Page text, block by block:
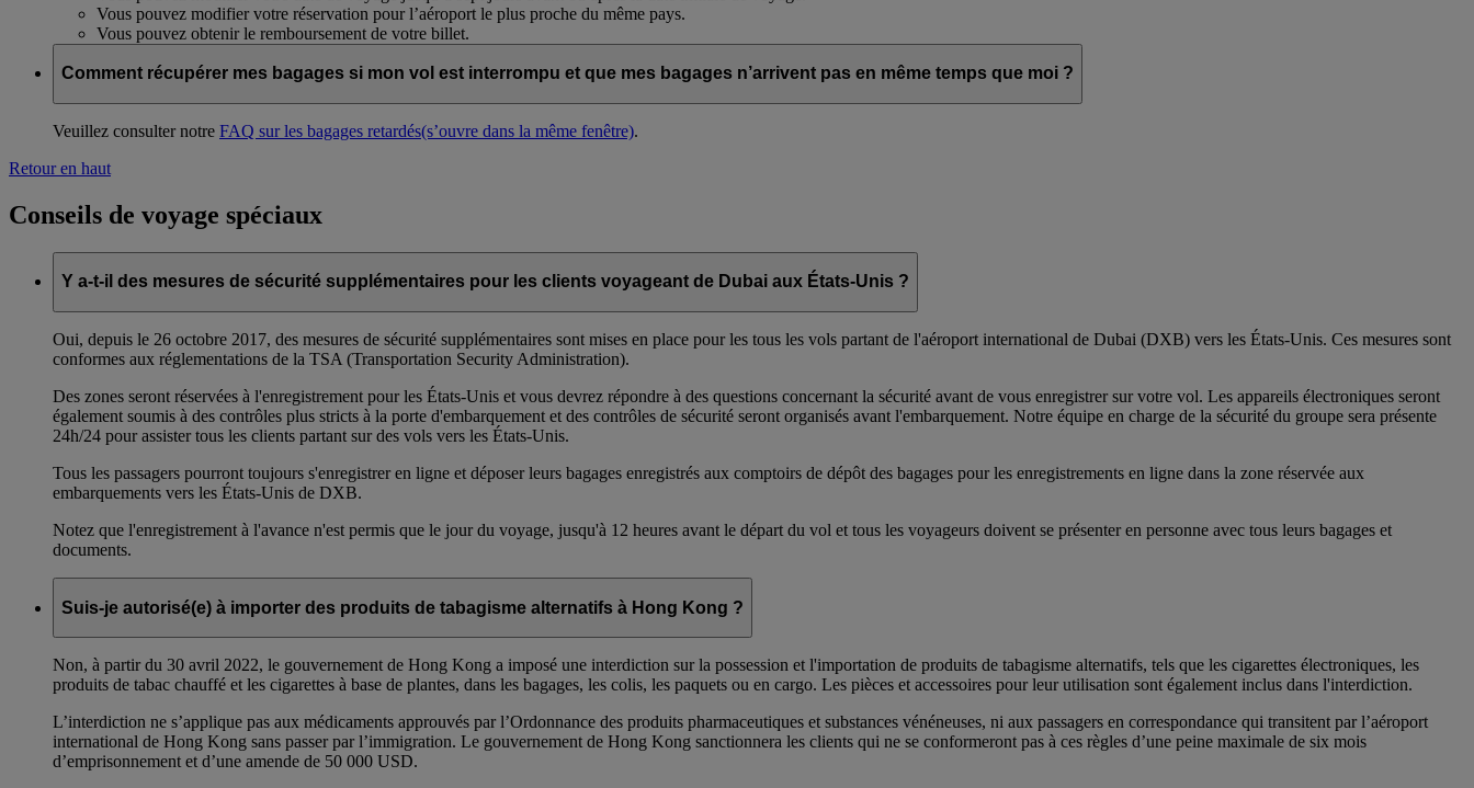
Vous pouvez modifier votre réservation pour l’aéroport le plus proche du même pays.
Vous pouvez obtenir le remboursement de votre billet.
Comment récupérer mes bagages si mon vol est interrompu et que mes bagages n’arrivent pas en même temps que moi ?
Veuillez consulter notre FAQ sur les bagages retardés(s’ouvre dans la même fenêtre).
Retour en haut
Conseils de voyage spéciaux
Y a-t-il des mesures de sécurité supplémentaires pour les clients voyageant de Dubai aux États-Unis ?
Oui, depuis le 26 octobre 2017, des mesures de sécurité supplémentaires sont mises en place pour les tous les vols partant de l'aéroport international de Dubai (DXB) vers les États-Unis. Ces mesures sont
conformes aux réglementations de la TSA (Transportation Security Administration).
Des zones seront réservées à l'enregistrement pour les États-Unis et vous devrez répondre à des questions concernant la sécurité avant de vous enregistrer sur votre vol. Les appareils électroniques seront
également soumis à des contrôles plus stricts à la porte d'embarquement et des contrôles de sécurité seront organisés avant l'embarquement. Notre équipe en charge de la sécurité du groupe sera présente
24h/24 pour assister tous les clients partant sur des vols vers les États-Unis.
Tous les passagers pourront toujours s'enregistrer en ligne et déposer leurs bagages enregistrés aux comptoirs de dépôt des bagages pour les enregistrements en ligne dans la zone réservée aux
embarquements vers les États-Unis de DXB.
Notez que l'enregistrement à l'avance n'est permis que le jour du voyage, jusqu'à 12 heures avant le départ du vol et tous les voyageurs doivent se présenter en personne avec tous leurs bagages et
documents.
Suis-je autorisé(e) à importer des produits de tabagisme alternatifs à Hong Kong ?
Non, à partir du 30 avril 2022, le gouvernement de Hong Kong a imposé une interdiction sur la possession et l'importation de produits de tabagisme alternatifs, tels que les cigarettes électroniques, les
produits de tabac chauffé et les cigarettes à base de plantes, dans les bagages, les colis, les paquets ou en cargo. Les pièces et accessoires pour leur utilisation sont également inclus dans l'interdiction.
L’interdiction ne s’applique pas aux médicaments approuvés par l’Ordonnance des produits pharmaceutiques et substances vénéneuses, ni aux passagers en correspondance qui transitent par l’aéroport
international de Hong Kong sans passer par l’immigration. Le gouvernement de Hong Kong sanctionnera les clients qui ne se conformeront pas à ces règles d’une peine maximale de six mois
d’emprisonnement et d’une amende de 50 000 USD.